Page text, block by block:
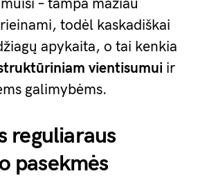
– tampa mažiau
todėl kaskadiškai
apykaita, o tai kenkia
vientisumui ir
galimybėms.
reguliaraus
pasekmės